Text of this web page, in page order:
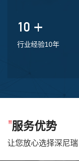
10 +
行业经验10年
"服务优势
让您放心选择深尼